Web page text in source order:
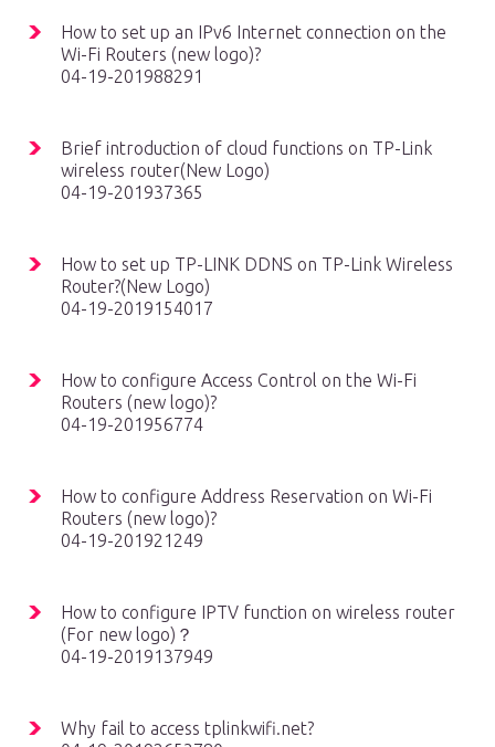
How to set up an IPv6 Internet connection on the
Wi-Fi Routers (new logo)?
04-19-201988291
Brief introduction of cloud functions on TP-Link
wireless router(New Logo)
04-19-201937365
How to set up TP-LINK DDNS on TP-Link Wireless
Router?(New Logo)
04-19-2019154017
How to configure Access Control on the Wi-Fi
Routers (new logo)?
04-19-201956774
How to configure Address Reservation on Wi-Fi
Routers (new logo)?
04-19-201921249
How to configure IPTV function on wireless router
(For new logo)？
04-19-2019137949
Why fail to access tplinkwifi.net?